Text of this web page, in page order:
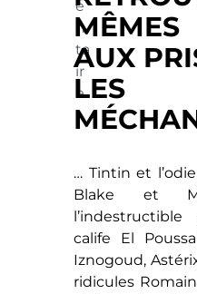
e
n
ta
ir
e
AUX
LES
… Tintin et
Blake et
calife El
Iznogoud,
ridicules